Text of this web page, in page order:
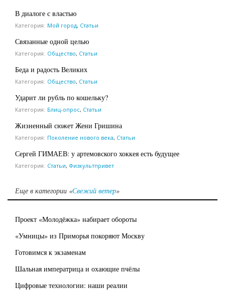
В диалоге с властью
Категория: Мой город, Статьи
Связанные одной целью
Категория: Общество, Статьи
Беда и радость Великих
Категория: Общество, Статьи
Ударит ли рубль по кошельку?
Категория: Блиц-опрос, Статьи
Жизненный сюжет Жени Гришина
Категория: Поколение нового века, Статьи
Сергей ГИМАЕВ: у артемовского хоккея есть будущее
Категория: Статьи, Физкультпривет
Еще в категории «Свежий ветер»
Проект «Молодёжка» набирает обороты
«Умницы» из Приморья покоряют Москву
Готовимся к экзаменам
Шальная императрица и охающие пчёлы
Цифровые технологии: наши реалии